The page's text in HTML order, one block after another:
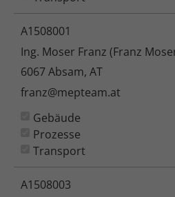
A1508001
Ing. Moser Franz (Franz
6067 Absam, AT
franz@mepteam.at
Gebäude
Prozesse
Transport
A1508003